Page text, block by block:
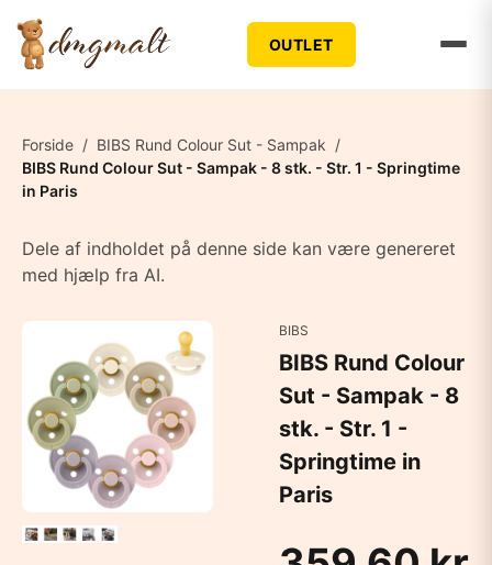
OUTLET
Forside / BIBS Rund Colour Sut - Sampak /
BIBS Rund Colour Sut - Sampak - 8 stk. - Str. 1 - Springtime
in Paris
Dele af indholdet på denne side kan være genereret
med hjælp fra AI.
BIBS
BIBS Rund Colour
Sut - Sampak - 8
stk. - Str. 1 -
Springtime in
Paris